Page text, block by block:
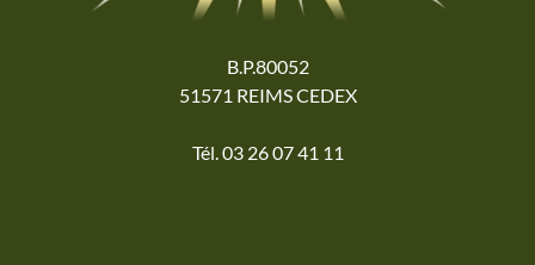
B.P.80052
51571 REIMS CEDEX
Tél. 03 26 07 41 11